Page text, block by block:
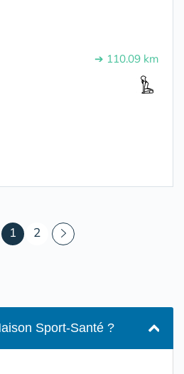
➔ 110.09 km
1 (courant)
2
Sport-Santé ?